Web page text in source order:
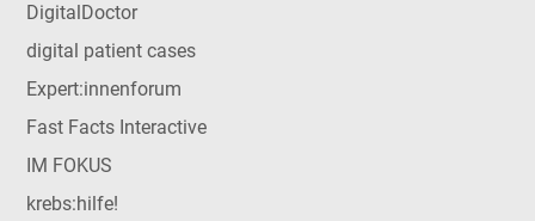
DigitalDoctor
digital patient cases
Expert:innenforum
Fast Facts Interactive
IM FOKUS
krebs:hilfe!